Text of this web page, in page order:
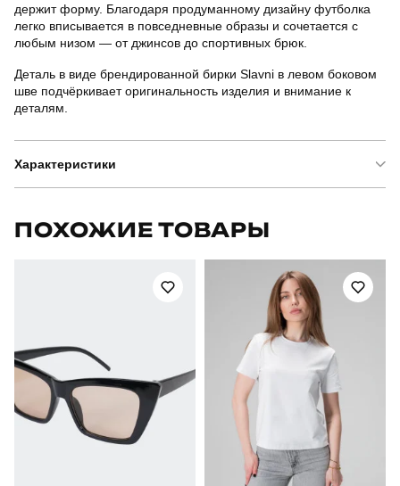
держит форму. Благодаря продуманному дизайну футболка
легко вписывается в повседневные образы и сочетается с
любым низом — от джинсов до спортивных брюк.
Деталь в виде брендированной бирки Slavni в левом боковом
шве подчёркивает оригинальность изделия и внимание к
деталям.
Характеристики
для повсякденного носіння
повсякденний
Сезон
Склад тканини 95% бавовна, 5% еластан
ПОХОЖИЕ ТОВАРЫ